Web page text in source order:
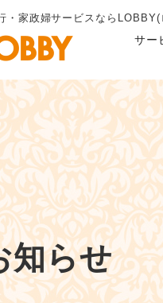
・家政婦サービスならLOBBY(
サー
知らせ